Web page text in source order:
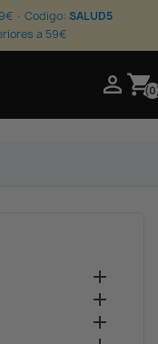
· Codigo: SALUD5
a 59€
 shopping_cart


